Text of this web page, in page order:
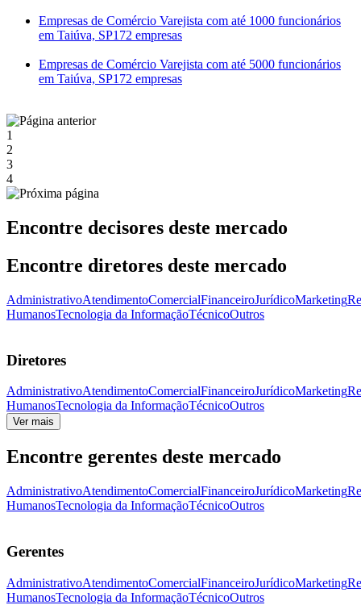
Empresas de Comércio Varejista com até 1000 funcionários
em Taiúva, SP172 empresas
Empresas de Comércio Varejista com até 5000 funcionários
em Taiúva, SP172 empresas
1
2
3
4
Encontre decisores deste mercado
Encontre diretores deste mercado
AdministrativoAtendimentoComercialFinanceiroJurídicoMarketing
HumanosTecnologia da InformaçãoTécnicoOutros
Diretores
AdministrativoAtendimentoComercialFinanceiroJurídicoMarketing
HumanosTecnologia da InformaçãoTécnicoOutros
Ver mais
Encontre gerentes deste mercado
AdministrativoAtendimentoComercialFinanceiroJurídicoMarketing
HumanosTecnologia da InformaçãoTécnicoOutros
Gerentes
AdministrativoAtendimentoComercialFinanceiroJurídicoMarketing
HumanosTecnologia da InformaçãoTécnicoOutros